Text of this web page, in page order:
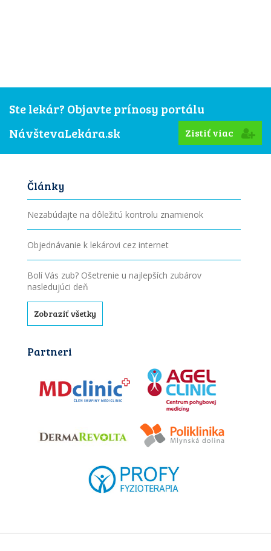
Ste lekár? Objavte prínosy portálu
NávštevaLekára.sk
Zistiť viac
Články
Nezabúdajte na dôležitú kontrolu znamienok
Objednávanie k lekárovi cez internet
Bolí Vás zub? Ošetrenie u najlepších zubárov
nasledujúci deň
Zobraziť všetky
Partneri